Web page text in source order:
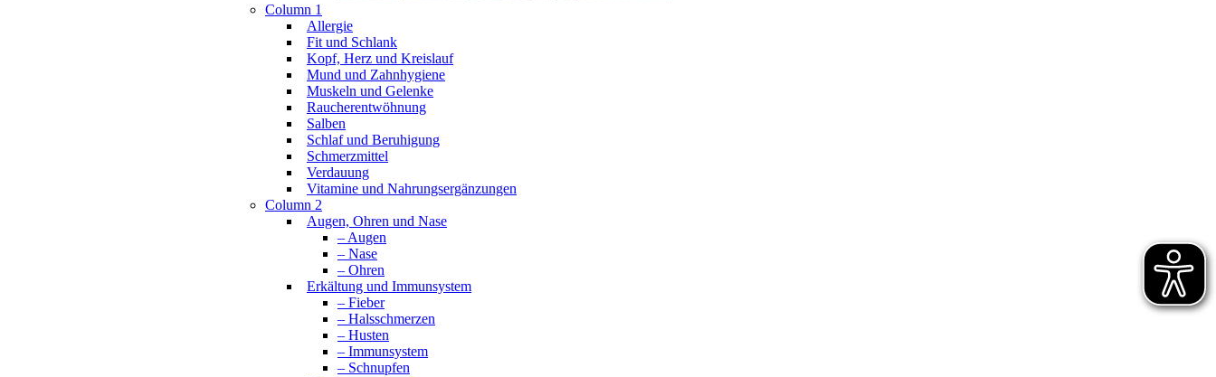
Column 1
Allergie
Fit und Schlank
Kopf, Herz und Kreislauf
Mund und Zahnhygiene
Muskeln und Gelenke
Raucherentwöhnung
Salben
Schlaf und Beruhigung
Schmerzmittel
Verdauung
Vitamine und Nahrungsergänzungen
Column 2
Augen, Ohren und Nase
– Augen
– Nase
– Ohren
Erkältung und Immunsystem
– Fieber
– Halsschmerzen
– Husten
– Immunsystem
– Schnupfen